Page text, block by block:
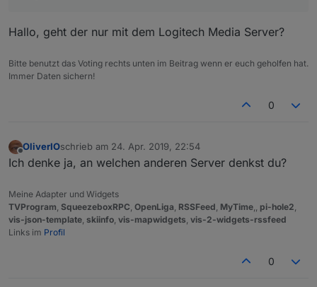
Hallo, geht der nur mit dem Logitech Media Server?
Bitte benutzt das Voting rechts unten im Beitrag wenn er euch geholfen hat.
Immer Daten sichern!
0
Offline
OliverIOschrieb am 24. Apr. 2019, 22:54
zuletzt editiert von
Ich denke ja, an welchen anderen Server denkst du?
Meine Adapter und Widgets
TVProgram, SqueezeboxRPC, OpenLiga, RSSFeed, MyTime,, pi-hole2,
vis-json-template, skiinfo, vis-mapwidgets, vis-2-widgets-rssfeed
Links im Profil
0